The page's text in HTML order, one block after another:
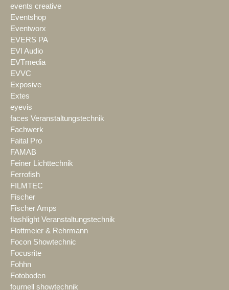
events creative
Eventshop
Eventworx
EVERS PA
EVI Audio
EVTmedia
EVVC
Exposive
Extes
eyevis
faces Veranstaltungstechnik
Fachwerk
Faital Pro
FAMAB
Feiner Lichttechnik
Ferrofish
FILMTEC
Fischer
Fischer Amps
flashlight Veranstaltungstechnik
Flottmeier & Rehrmann
Focon Showtechnic
Focusrite
Fohhn
Fotoboden
fournell showtechnik